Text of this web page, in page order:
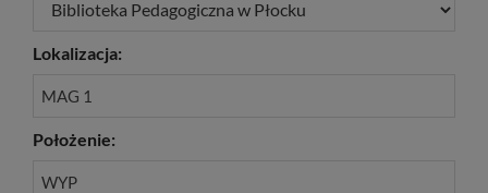
Lokalizacja:
MAG 1
Położenie:
WYP